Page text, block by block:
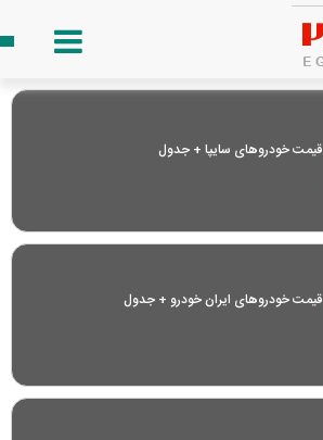
قیمت خودرو‌های سایپا + جدول
قیمت خودرو‌های ایران خودرو + جدول